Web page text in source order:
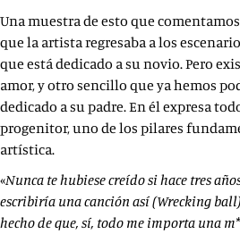
Una muestra de esto que comentamos
que la artista regresaba a los
que está dedicado a su novio. Pero
amor, y otro sencillo que ya hemos
dedicado a su padre. En él expresa
progenitor, uno de los pilares
artística.
«Nunca te hubiese creído si hace tres
escribiría una canción así (Wrecking
hecho de que, sí, todo me importa una